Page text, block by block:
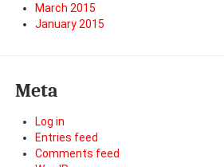
March 2015
January 2015
Meta
Log in
Entries feed
Comments feed